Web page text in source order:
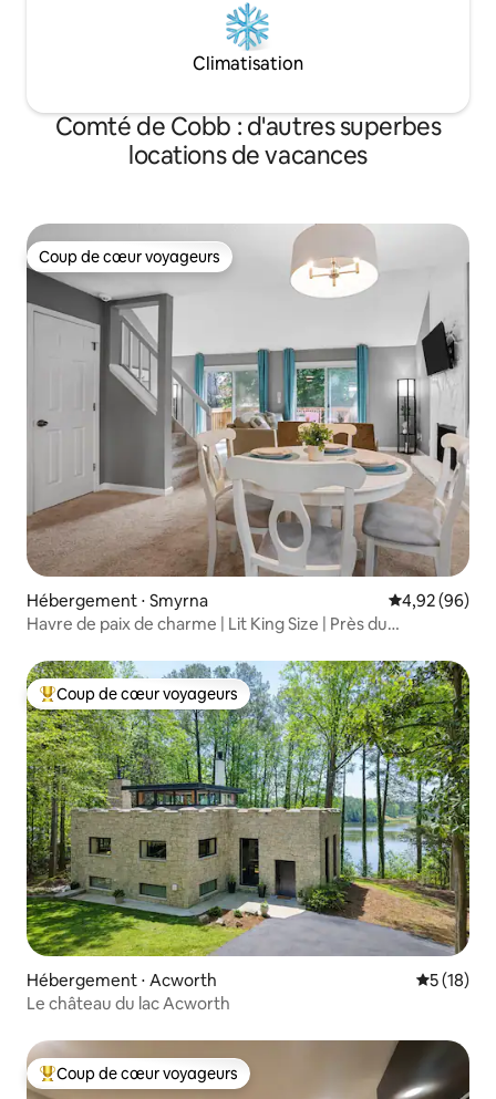
Climatisation
Comté de Cobb : d'autres superbes
locations de vacances
Coup de cœur voyageurs
Coup de cœur voyageurs
Hébergement ⋅ Smyrna Évaluation
4,92 (96)
Havre de paix de charme | Lit King Size | Près du
Coups de cœur voyageurs les plus appréciés
Coup de cœur voyageurs
Hébergement ⋅ Acworth
5 (18)
Le château du lac Acworth
Coups de cœur voyageurs les plus appréciés
Coup de cœur voyageurs